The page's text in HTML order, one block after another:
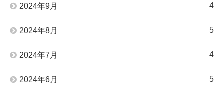
2024年9月 4
2024年8月 5
2024年7月 4
2024年6月 5